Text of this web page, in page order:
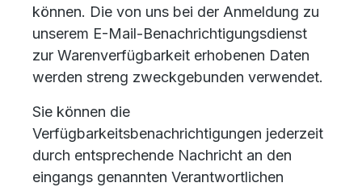
können. Die von uns bei der Anmeldung zu
unserem E-Mail-Benachrichtigungsdienst
zur Warenverfügbarkeit erhobenen Daten
werden streng zweckgebunden verwendet.
Sie können die
Verfügbarkeitsbenachrichtigungen jederzeit
durch entsprechende Nachricht an den
eingangs genannten Verantwortlichen